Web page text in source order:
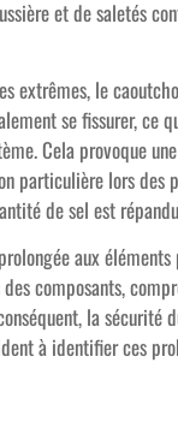
et de saletés
extrêmes, le
se fissurer, ce
Cela provoque
particulière lors des
de sel est
aux
composants,
la sécurité
à identifier ces